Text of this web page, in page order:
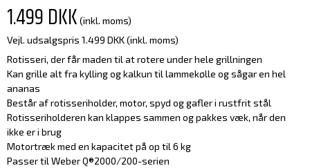
1.499 DKK (inkl. moms)
Vejl. udsalgspris 1.499 DKK(inkl. moms)
Rotisseri, der får maden til at rotere under hele grillningen
Kan grille alt fra kylling og kalkun til lammekølle og sågar en hel
ananas
Består af rotisseriholder, motor, spyd og gafler i rustfrit stål
Rotisseriholderen kan klappes sammen og pakkes væk, når den
ikke er i brug
Motortræk med en kapacitet på op til 6 kg
Passer til Weber Q®2000/200-serien